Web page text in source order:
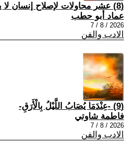
(8) عشر محاولات لإصلاح إنسان لا يملك قطع الغيار
عماد أبو حطب
2026 / 8 / 7
الادب والفن
(9) -عِنْدَمَا يُصَابُ اللَّيْلُ بِالْأَرَقِ-
فاطمة شاوتي
2026 / 8 / 7
الادب والفن